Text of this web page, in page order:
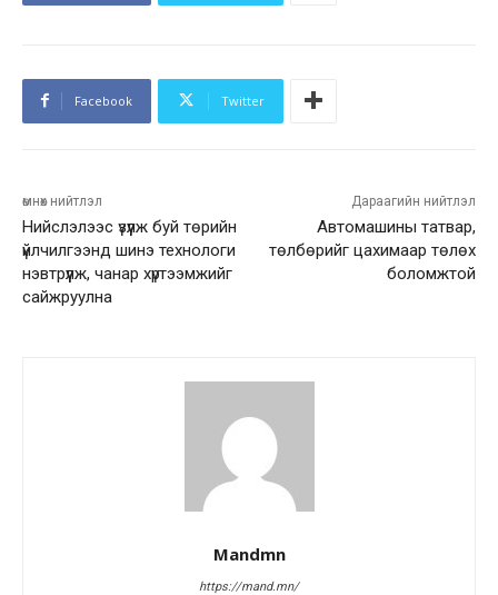
Facebook Twitter
өмнөх нийтлэл
Нийслэлээс үзүүлж буй төрийн
үйлчилгээнд шинэ технологи
нэвтрүүлж, чанар хүртээмжийг
сайжруулна
Дараагийн нийтлэл
Автомашины татвар,
төлбөрийг цахимаар төлөх
боломжтой
Mandmn
https://mand.mn/